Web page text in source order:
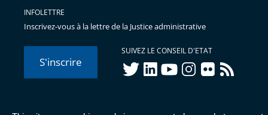
INFOLETTRE
Inscrivez-vous à la lettre de la Justice administrative
S'inscrire
SUIVEZ LE CONSEIL D'ETAT
twitterlinkedInyoutubeinstagram
flickr rss